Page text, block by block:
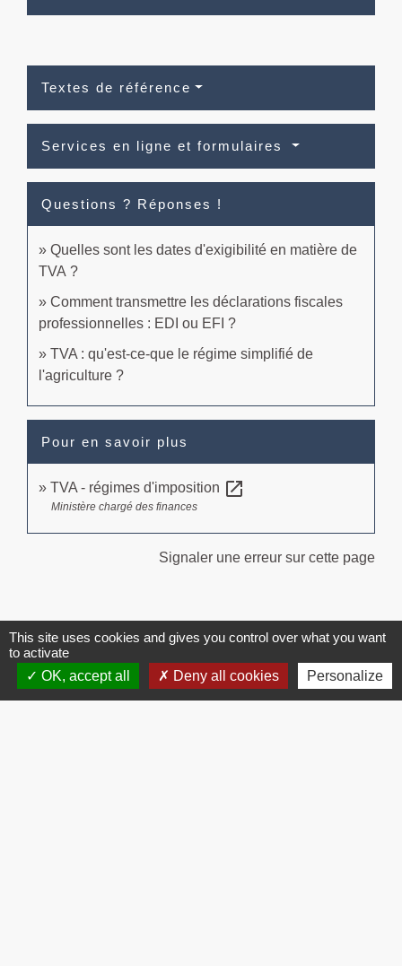
Textes de référence
Services en ligne et formulaires
Questions ? Réponses !
Quelles sont les dates d'exigibilité en matière de
TVA ?
Comment transmettre les déclarations fiscales
professionnelles : EDI ou EFI ?
TVA : qu'est-ce-que le régime simplifié de
l'agriculture ?
Pour en savoir plus
TVA - régimes d'imposition open_in_new
Ministère chargé des finances
Signaler une erreur sur cette page
Contacts
Commune de Brissac
This site uses cookies and gives you control over what you want
to activate
OK, accept all
Deny all cookies Personalize